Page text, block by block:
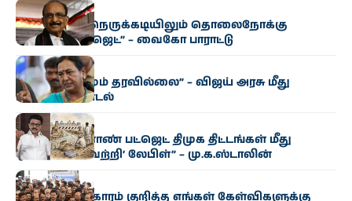
அரசியல்
“மிகுந்த நிதி நெருக்கடியிலும் தொலைநோக்கு
வேளாண் பட்ஜெட்” – வைகோ பாராட்டு
அரசியல்
“எந்த மாற்றமும் தரவில்லை” – விஜய் அரசு மீது
பிரேமலதா சாடல்
அரசியல்
“தமிழக வேளாண் பட்ஜெட் திமுக திட்டங்கள் மீது
ஒட்டப்பட்ட ‘வெற்றி’ லேபிள்” – மு.க.ஸ்டாலின்
அரசியல்
“காவிரி விவகாரம் குறித்த எங்கள் கேள்விகளுக்கு